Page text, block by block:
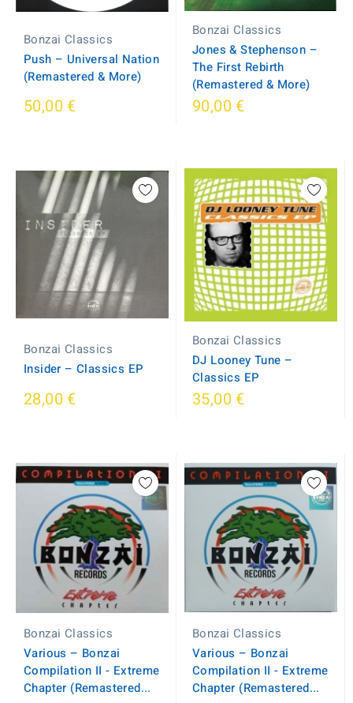
Bonzai Classics
Push – Universal Nation
(Remastered & More)
50,00 €
Bonzai Classics
Jones & Stephenson –
The First Rebirth
(Remastered & More)
90,00 €
Bonzai Classics
Insider – Classics EP
28,00 €
Bonzai Classics
DJ Looney Tune –
Classics EP
35,00 €
Bonzai Classics
Various ‎– Bonzai
Compilation II - Extreme
Chapter (Remastered...
Bonzai Classics
Various ‎– Bonzai
Compilation II - Extreme
Chapter (Remastered...